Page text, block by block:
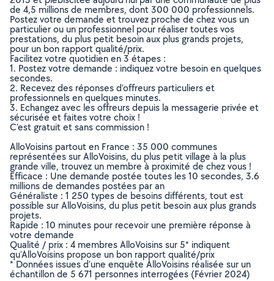
de 4,5 millions de membres, dont 300 000 professionnels.
Postez votre demande et trouvez proche de chez vous un
particulier ou un professionnel pour réaliser toutes vos
prestations, du plus petit besoin aux plus grands projets,
pour un bon rapport qualité/prix.
Facilitez votre quotidien en 3 étapes :
1. Postez votre demande : indiquez votre besoin en quelques
secondes.
2. Recevez des réponses d’offreurs particuliers et
professionnels en quelques minutes.
3. Echangez avec les offreurs depuis la messagerie privée et
sécurisée et faites votre choix !
C’est gratuit et sans commission !
AlloVoisins partout en France : 35 000 communes
représentées sur AlloVoisins, du plus petit village à la plus
grande ville, trouvez un membre à proximité de chez vous !
Efficace : Une demande postée toutes les 10 secondes, 3.6
millions de demandes postées par an
Généraliste : 1 250 types de besoins différents, tout est
possible sur AlloVoisins, du plus petit besoin aux plus grands
projets.
Rapide : 10 minutes pour recevoir une première réponse à
votre demande
Qualité / prix : 4 membres AlloVoisins sur 5* indiquent
qu’AlloVoisins propose un bon rapport qualité/prix
* Données issues d’une enquête AlloVoisins réalisée sur un
échantillon de 5 671 personnes interrogées (Février 2024)